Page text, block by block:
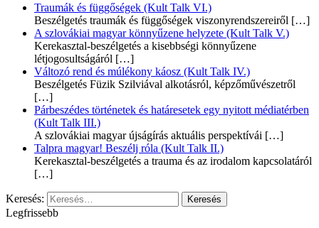
Traumák és függőségek (Kult Talk VI.)
Beszélgetés traumák és függőségek viszonyrendszereiről […]
A szlovákiai magyar könnyűzene helyzete (Kult Talk V.)
Kerekasztal-beszélgetés a kisebbségi könnyűzene
létjogosultságáról […]
Változó rend és múlékony káosz (Kult Talk IV.)
Beszélgetés Füzik Szilviával alkotásról, képzőművészetről
[…]
Párbeszédes történetek és határesetek egy nyitott médiatérben
(Kult Talk III.)
A szlovákiai magyar újságírás aktuális perspektívái […]
Talpra magyar! Beszélj róla (Kult Talk II.)
Kerekasztal-beszélgetés a trauma és az irodalom kapcsolatáról
[…]
Keresés:
Legfrissebb